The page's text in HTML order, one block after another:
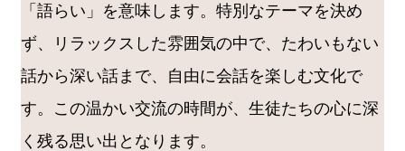
「語らい」を意味します。特別なテーマを決め
ず、リラックスした雰囲気の中で、たわいもない
話から深い話まで、自由に会話を楽しむ文化で
す。この温かい交流の時間が、生徒たちの心に深
く残る思い出となります。